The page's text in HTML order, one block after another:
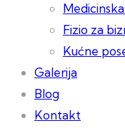
Fizio za
Kućne
Galerija
Blog
Kontakt